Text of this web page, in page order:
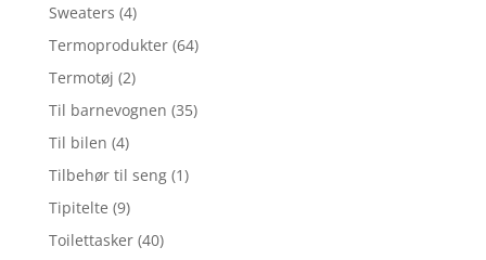
Sweaters (4)
Termoprodukter (64)
Termotøj (2)
Til barnevognen (35)
Til bilen (4)
Tilbehør til seng (1)
Tipitelte (9)
Toilettasker (40)